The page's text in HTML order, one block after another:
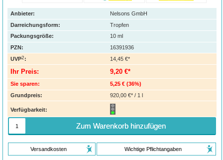
Anbieter:
Nelsons GmbH
Darreichungsform:
Tropfen
Packungsgröße:
10 ml
PZN:
16391936
UVP2: 14,45 €*
Ihr Preis: 9,20 €*
Sie sparen: 5,25 € (36%)
Grundpreis:
920,00 €* / 1 l
Verfügbarkeit:
Zum Warenkorb hinzufügen
Versandkosten Wichtige Pflichtangaben